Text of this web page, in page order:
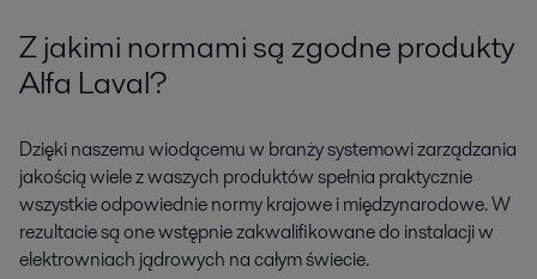
Z jakimi normami są zgodne produkty
Alfa Laval?
Dzięki naszemu wiodącemu w branży systemowi zarządzania
jakością wiele z waszych produktów spełnia praktycznie
wszystkie odpowiednie normy krajowe i międzynarodowe. W
rezultacie są one wstępnie zakwalifikowane do instalacji w
elektrowniach jądrowych na całym świecie.